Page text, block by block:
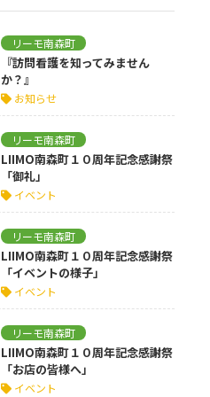
リーモ南森町
『訪問看護を知ってみません
か？』
お知らせ
リーモ南森町
LIIMO南森町１０周年記念感謝祭
「御礼」
イベント
リーモ南森町
LIIMO南森町１０周年記念感謝祭
「イベントの様子」
イベント
リーモ南森町
LIIMO南森町１０周年記念感謝祭
「お店の皆様へ」
イベント